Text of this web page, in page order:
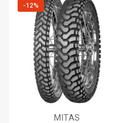
-12%
MITAS